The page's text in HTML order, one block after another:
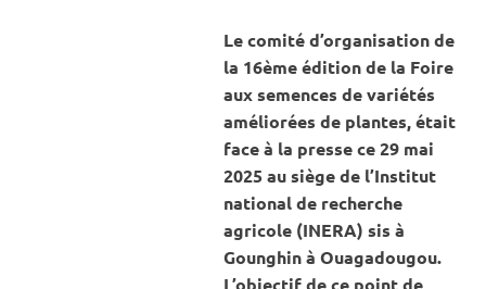
Le comité d’organisation de
la 16ème édition de la Foire
aux semences de variétés
améliorées de plantes, était
face à la presse ce 29 mai
2025 au siège de l’Institut
national de recherche
agricole (INERA) sis à
Gounghin à Ouagadougou.
L’objectif de ce point de